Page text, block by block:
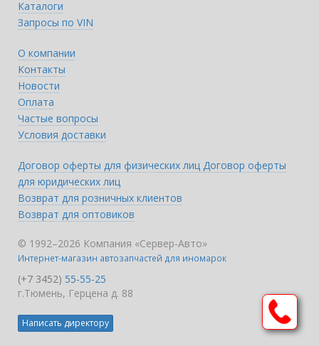
Каталоги
Запросы по VIN
О компании
Контакты
Новости
Оплата
Частые вопросы
Условия доставки
Договор оферты для физических лиц Договор оферты
для юридических лиц
Возврат для розничных клиентов
Возврат для оптовиков
© 1992–2026 Компания «Сервер-Авто»
Интернет-магазин автозапчастей для иномарок
(+7 3452) 55-55-25
г.Тюмень, Герцена д. 88
Написать директору